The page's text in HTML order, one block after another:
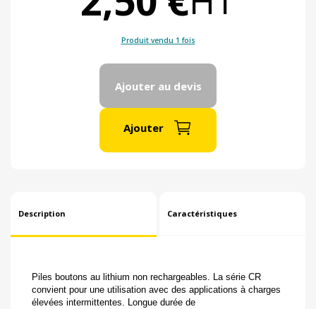
Produit vendu 1 fois
Ajouter au devis
Ajouter
Description Caractéristiques
Piles boutons au lithium non rechargeables. La série CR
convient pour une utilisation avec des applications à charges
élevées intermittentes. Longue durée de